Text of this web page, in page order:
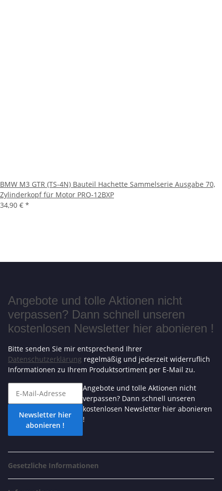
BMW M3 GTR (TS-4N) Bauteil Hachette Sammelserie Ausgabe 70,
Zylinderkopf für Motor PRO-12BXP
34,90 € *
Angebote und tolle Aktionen nicht
verpassen? Dann schnell unseren
kostenlosen Newsletter hier abonieren !
Bitte senden Sie mir entsprechend Ihrer
Datenschutzerklärung regelmäßig und jederzeit widerruflich
Informationen zu Ihrem Produktsortiment per E-Mail zu.
Newsletter hier
abonieren !
Angebote und tolle Aktionen nicht
verpassen? Dann schnell unseren
kostenlosen Newsletter hier abonieren
!
Gesetzliche Informationen